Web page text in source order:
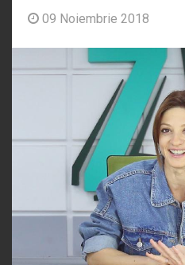
09 Noiembrie 2018